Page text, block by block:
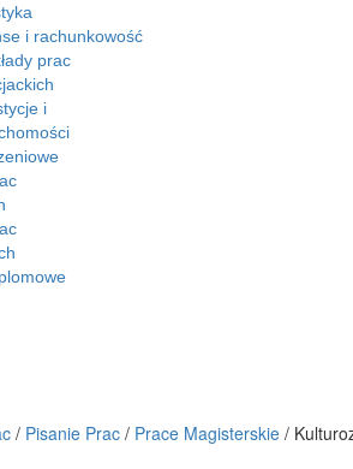
i rachunkowość
prac
i
/ Pisanie Prac / Prace Magisterskie /